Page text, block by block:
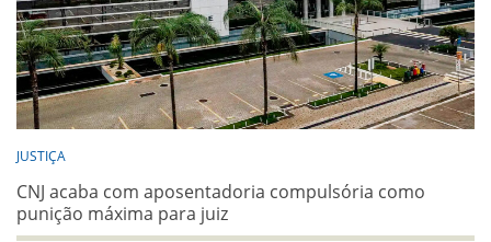
JUSTIÇA
CNJ acaba com aposentadoria compulsória como
punição máxima para juiz